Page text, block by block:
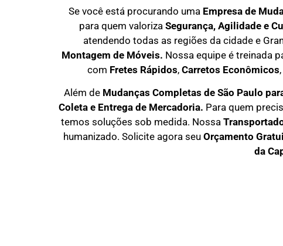
Se você está procurando uma Empresa de
para quem valoriza Segurança, Agilidade e
atendendo todas as regiões da cidade e
Montagem de Móveis. Nossa equipe é treinada
com Fretes Rápidos, Carretos Econômicos
Além de Mudanças Completas de São Paulo
Coleta e Entrega de Mercadoria. Para quem
temos soluções sob medida. Nossa T
humanizado. Solicite agora seu Orçamento
da